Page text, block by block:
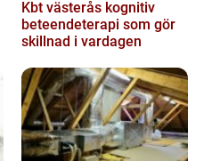
Kbt västerås kognitiv
beteendeterapi som gör
skillnad i vardagen